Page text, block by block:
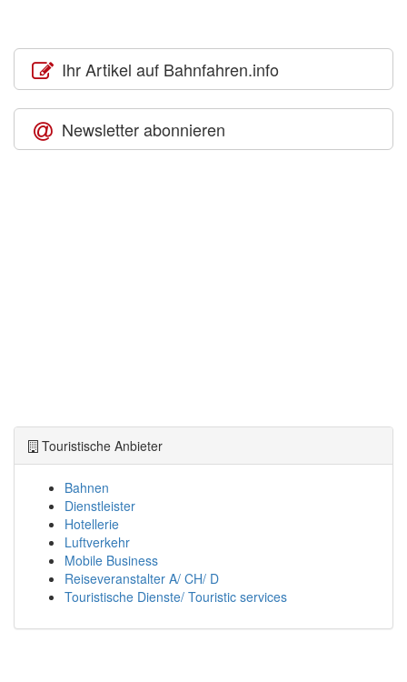
Ihr Artikel auf Bahnfahren.info
Newsletter abonnieren
Touristische Anbieter
Bahnen
Dienstleister
Hotellerie
Luftverkehr
Mobile Business
Reiseveranstalter A/ CH/ D
Touristische Dienste/ Touristic services